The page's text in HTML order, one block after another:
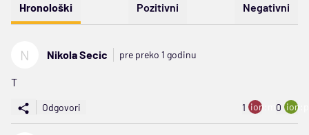
Hronološki Pozitivni Negativni
N Nikola Secic pre preko 1 godinu
T
Odgovori 1 ion:minus
0